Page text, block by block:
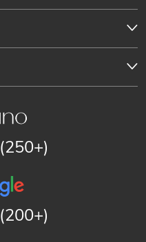
(250+)
(200+)